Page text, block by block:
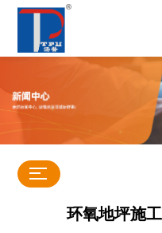
环氧地坪施